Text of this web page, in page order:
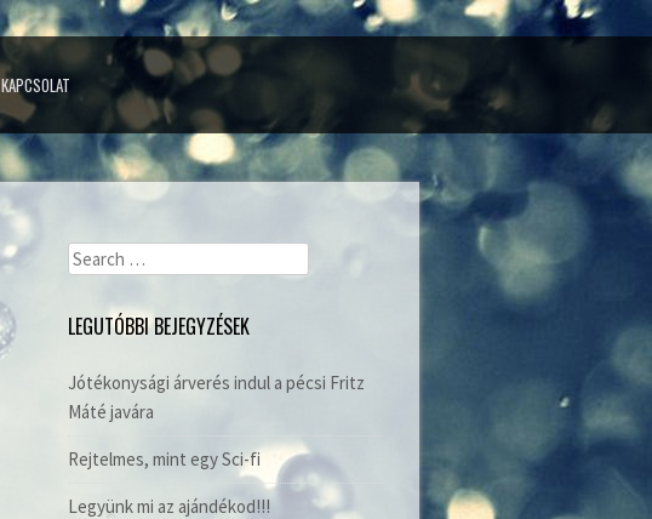
KAPCSOLAT
Search
LEGUTÓBBI BEJEGYZÉSEK
Jótékonysági árverés indul a pécsi Fritz
Máté javára
Rejtelmes, mint egy Sci-fi
Legyünk mi az ajándékod!!!